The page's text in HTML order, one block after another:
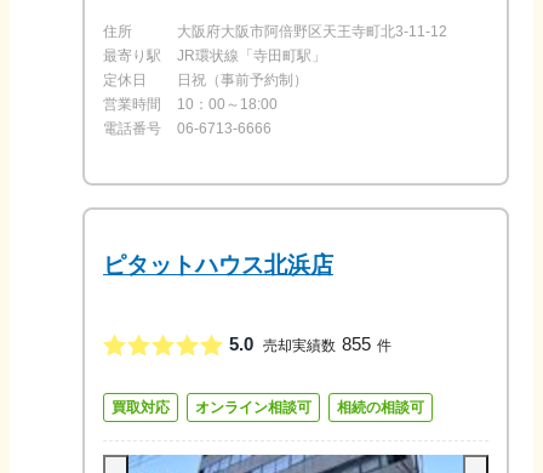
住所
大阪府大阪市阿倍野区天王寺町北3-11-12
最寄り駅
JR環状線「寺田町駅」
定休日
日祝（事前予約制）
営業時間
10：00～18:00
電話番号
06-6713-6666
ピタットハウス北浜店
5.0 売却実績数 855 件
買取対応 オンライン相談可 相続の相談可